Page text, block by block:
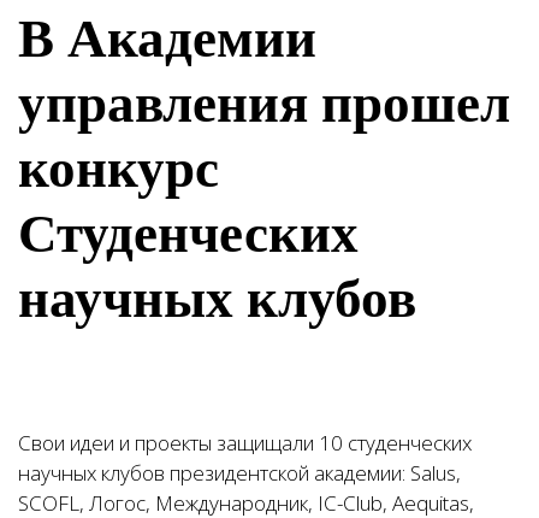
В Академии
управления прошел
конкурс
Студенческих
научных клубов
Свои идеи и проекты защищали 10 студенческих
научных клубов президентской академии: Salus,
SCOFL, Логос, Международник, IC-Club, Aequitas,